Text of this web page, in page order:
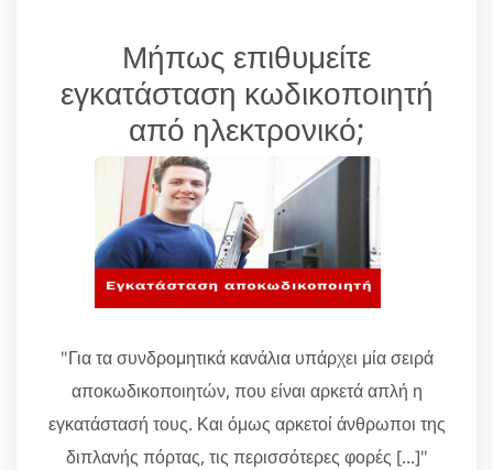
Μήπως επιθυμείτε
εγκατάσταση κωδικοποιητή
από ηλεκτρονικό;
"Για τα συνδρομητικά κανάλια υπάρχει μία σειρά
αποκωδικοποιητών, που είναι αρκετά απλή η
εγκατάστασή τους. Και όμως αρκετοί άνθρωποι της
διπλανής πόρτας, τις περισσότερες φορές [...]"